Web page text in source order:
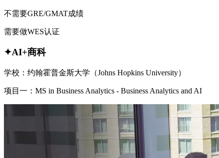
不需要GRE/GMAT成绩
需要做WES认证
✦AI+商科
学校：约翰霍普金斯大学（Johns Hopkins University）
项目一：MS in Business Analytics - Business Analytics and AI